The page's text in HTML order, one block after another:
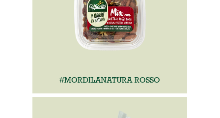
#MORDILANATURA ROSSO